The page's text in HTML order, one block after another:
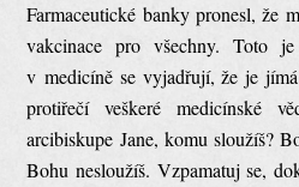
Farmaceutické banky pronesl, že
vakcinace pro všechny. Toto
v medicíně se vyjadřují, že je
protiřečí veškeré medicínské
arcibiskupe Jane, komu sloužíš?
Bohu nesloužíš. Vzpamatuj se,